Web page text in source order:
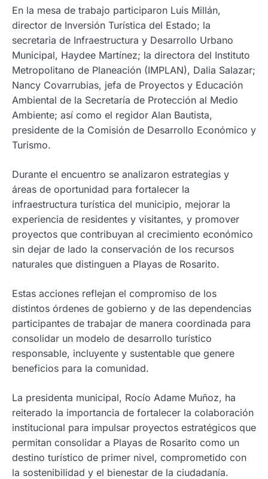
En la mesa de trabajo participaron Luis Millán,
director de Inversión Turística del Estado; la
secretaria de Infraestructura y Desarrollo Urbano
Municipal, Haydee Martínez; la directora del Instituto
Metropolitano de Planeación (IMPLAN), Dalia Salazar;
Nancy Covarrubias, jefa de Proyectos y Educación
Ambiental de la Secretaría de Protección al Medio
Ambiente; así como el regidor Alan Bautista,
presidente de la Comisión de Desarrollo Económico y
Turismo.
Durante el encuentro se analizaron estrategias y
áreas de oportunidad para fortalecer la
infraestructura turística del municipio, mejorar la
experiencia de residentes y visitantes, y promover
proyectos que contribuyan al crecimiento económico
sin dejar de lado la conservación de los recursos
naturales que distinguen a Playas de Rosarito.
Estas acciones reflejan el compromiso de los
distintos órdenes de gobierno y de las dependencias
participantes de trabajar de manera coordinada para
consolidar un modelo de desarrollo turístico
responsable, incluyente y sustentable que genere
beneficios para la comunidad.
La presidenta municipal, Rocío Adame Muñoz, ha
reiterado la importancia de fortalecer la colaboración
institucional para impulsar proyectos estratégicos que
permitan consolidar a Playas de Rosarito como un
destino turístico de primer nivel, comprometido con
la sostenibilidad y el bienestar de la ciudadanía.